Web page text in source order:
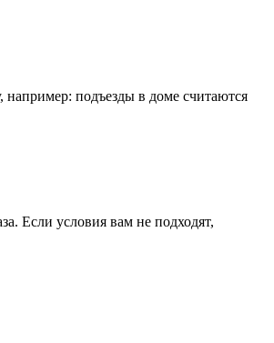
например: подъезды в доме считаются
Если условия вам не подходят,